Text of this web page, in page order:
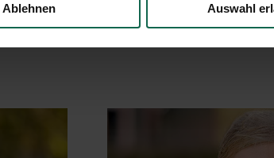
Ablehnen Auswahl